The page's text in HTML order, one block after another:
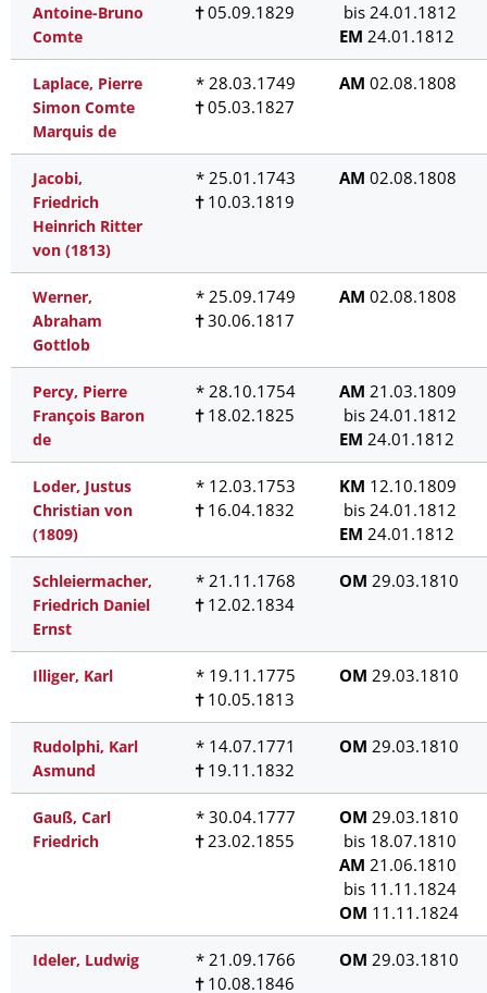
Antoine-Bruno
Comte
05.09.1829
bis 24.01.1812
EM 24.01.1812
Laplace, Pierre
Simon Comte
Marquis de
* 28.03.1749
05.03.1827
AM 02.08.1808
Jacobi,
Friedrich
Heinrich Ritter
von (1813)
* 25.01.1743
10.03.1819
AM 02.08.1808
Werner,
Abraham
Gottlob
* 25.09.1749
30.06.1817
AM 02.08.1808
Percy, Pierre
François Baron
de
* 28.10.1754
18.02.1825
AM 21.03.1809
bis 24.01.1812
EM 24.01.1812
Loder, Justus
Christian von
(1809)
* 12.03.1753
16.04.1832
KM 12.10.1809
bis 24.01.1812
EM 24.01.1812
Schleiermacher,
Friedrich Daniel
Ernst
* 21.11.1768
12.02.1834
OM 29.03.1810
Illiger, Karl
* 19.11.1775
10.05.1813
OM 29.03.1810
Rudolphi, Karl
Asmund
* 14.07.1771
19.11.1832
OM 29.03.1810
Gauß, Carl
Friedrich
* 30.04.1777
23.02.1855
OM 29.03.1810
bis 18.07.1810
AM 21.06.1810
bis 11.11.1824
OM 11.11.1824
Ideler, Ludwig
* 21.09.1766
10.08.1846
OM 29.03.1810